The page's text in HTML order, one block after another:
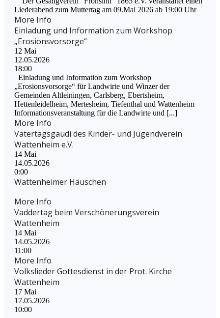
Liederabend zum Muttertag am 09.Mai 2026 ab 19:00 Uhr
More Info
Einladung und Information zum Workshop
„Erosionsvorsorge“
12 Mai
12.05.2026
18:00
Einladung und Information zum Workshop
„Erosionsvorsorge“ für Landwirte und Winzer der
Gemeinden Altleiningen, Carlsberg, Ebertsheim,
Hettenleidelheim, Mertesheim, Tiefenthal und Wattenheim
Informationsveranstaltung für die Landwirte und [...]
More Info
Vatertagsgaudi des Kinder- und Jugendverein
Wattenheim e.V.
14 Mai
14.05.2026
0:00
Wattenheimer Häuschen
More Info
Vaddertag beim Verschönerungsverein
Wattenheim
14 Mai
14.05.2026
11:00
More Info
Volkslieder Gottesdienst in der Prot. Kirche
Wattenheim
17 Mai
17.05.2026
10:00